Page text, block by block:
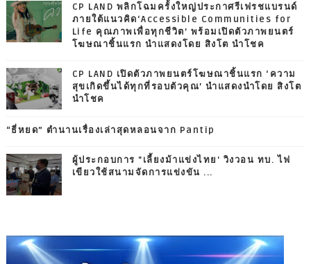
CP LAND พลิกโฉมครั้งใหญ่ประกาศรีเฟรชแบรนด์
ภายใต้แนวคิด‘Accessible Communities for
Life คุณภาพเพื่อทุกชีวิต’ พร้อมเปิดตัวภาพยนตร์
โฆษณาชิ้นแรก นำแสดงโดย สิงโต นำโชค
CP LAND เปิดตัวภาพยนตร์โฆษณาชิ้นแรก ‘ความ
สุขเกิดขึ้นได้ทุกที่รอบตัวคุณ’ นำแสดงนำโดย สิงโต
นำโชค
“ธี่หยด” ตำนานเรื่องเล่าสุดหลอนจาก Pantip
ผู้ประกอบการ "เลี้ยงม้าแข่งไทย' วิงวอน ทบ. ไฟ
เขียวใช้สนามจัดการแข่งขัน ...